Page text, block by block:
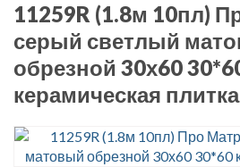
11259R (1.8м 10пл)
серый светлый
обрезной 30х60
керамическая плитка